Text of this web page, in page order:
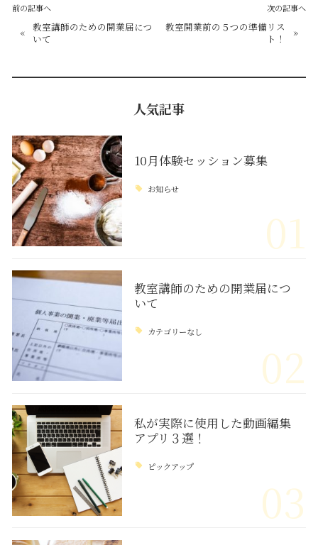
前の記事へ
« 教室講師のための開業届につ
いて
次の記事へ
教室開業前の５つの準備リス
ト！
»
人気記事
10月体験セッション募集
お知らせ
01
教室講師のための開業届につ
いて
カテゴリーなし
02
私が実際に使用した動画編集
アプリ３選！
ピックアップ
03